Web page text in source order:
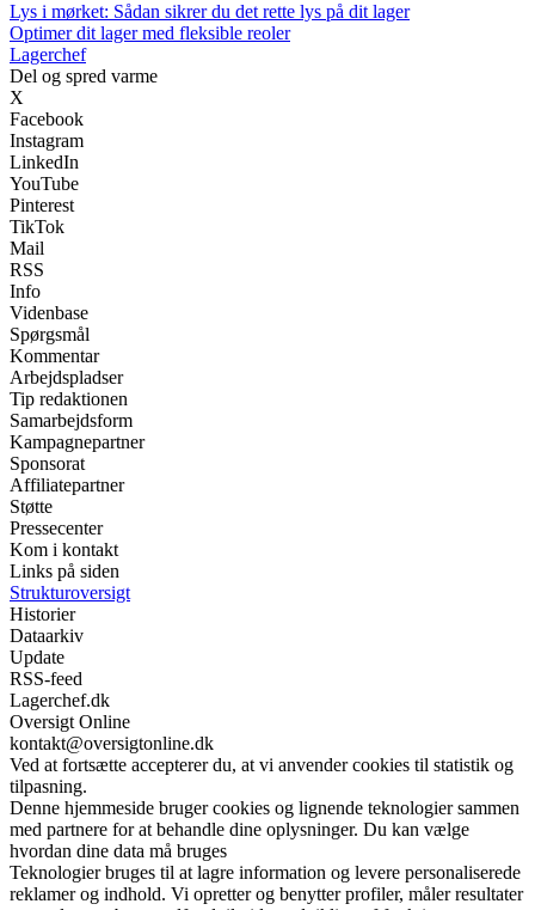
Lys i mørket: Sådan sikrer du det rette lys på dit lager
Optimer dit lager med fleksible reoler
Lagerchef
Del og spred varme
X
Facebook
Instagram
LinkedIn
YouTube
Pinterest
TikTok
Mail
RSS
Info
Videnbase
Spørgsmål
Kommentar
Arbejdspladser
Tip redaktionen
Samarbejdsform
Kampagnepartner
Sponsorat
Affiliatepartner
Støtte
Pressecenter
Kom i kontakt
Links på siden
Strukturoversigt
Historier
Dataarkiv
Update
RSS-feed
Lagerchef.dk
Oversigt Online
kontakt@oversigtonline.dk
Ved at fortsætte accepterer du, at vi anvender cookies til statistik og
tilpasning.
Denne hjemmeside bruger cookies og lignende teknologier sammen
med partnere for at behandle dine oplysninger. Du kan vælge
hvordan dine data må bruges
Teknologier bruges til at lagre information og levere personaliserede
reklamer og indhold. Vi opretter og benytter profiler, måler resultater